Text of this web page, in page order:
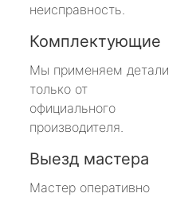
неисправность.
Комплектующие
Мы применяем детали
только от
официального
производителя.
Выезд мастера
Мастер оперативно